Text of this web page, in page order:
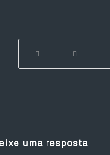
uma resposta